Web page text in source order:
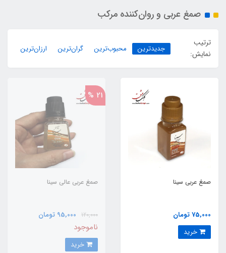
صمغ عربی و روان‌کننده مرکب
ترتیب
نمایش:
جدیدترین محبوب‌ترین گران‌ترین ارزان‌ترین
صمغ عربی سینا
75,000 تومان
21 %
صمغ عربی عالی سینا
120,000 95,000 تومان
ناموجود